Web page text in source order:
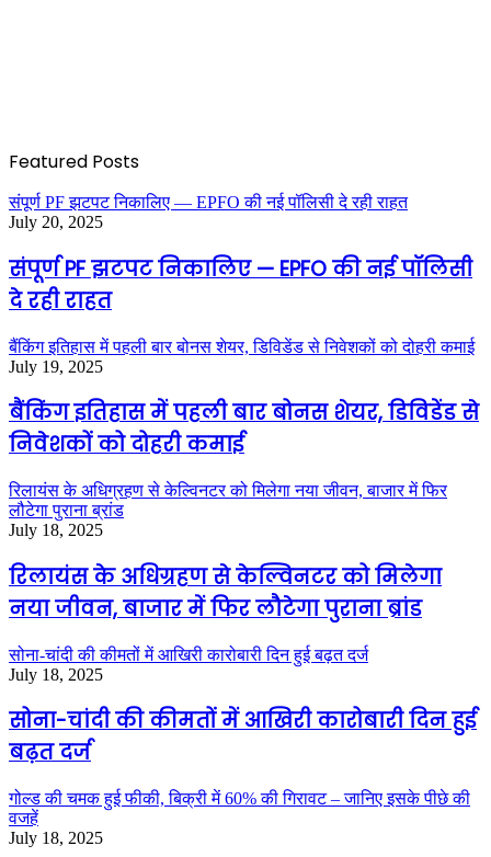
Featured Posts
संपूर्ण PF झटपट निकालिए — EPFO की नई पॉलिसी दे रही राहत
July 20, 2025
संपूर्ण PF झटपट निकालिए — EPFO की नई पॉलिसी
दे रही राहत
बैंकिंग इतिहास में पहली बार बोनस शेयर, डिविडेंड से निवेशकों को दोहरी कमाई
July 19, 2025
बैंकिंग इतिहास में पहली बार बोनस शेयर, डिविडेंड से
निवेशकों को दोहरी कमाई
रिलायंस के अधिग्रहण से केल्विनटर को मिलेगा नया जीवन, बाजार में फिर
लौटेगा पुराना ब्रांड
July 18, 2025
रिलायंस के अधिग्रहण से केल्विनटर को मिलेगा
नया जीवन, बाजार में फिर लौटेगा पुराना ब्रांड
सोना-चांदी की कीमतों में आखिरी कारोबारी दिन हुई बढ़त दर्ज
July 18, 2025
सोना-चांदी की कीमतों में आखिरी कारोबारी दिन हुई
बढ़त दर्ज
गोल्ड की चमक हुई फीकी, बिक्री में 60% की गिरावट – जानिए इसके पीछे की
वजहें
July 18, 2025